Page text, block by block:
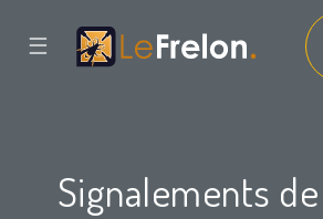
☰
Signalements